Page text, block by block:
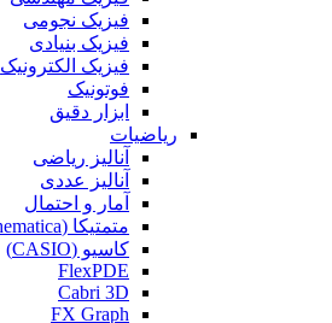
فیزیک نجومی
فیزیک بنیادی
فیزیک الکترونیک
فوتونیک
ابزار دقیق
ریاضیات
آنالیز ریاضی
آنالیز عددی
آمار و احتمال
متمتیکا (Mathematica)
کاسیو (CASIO)
FlexPDE
Cabri 3D
FX Graph